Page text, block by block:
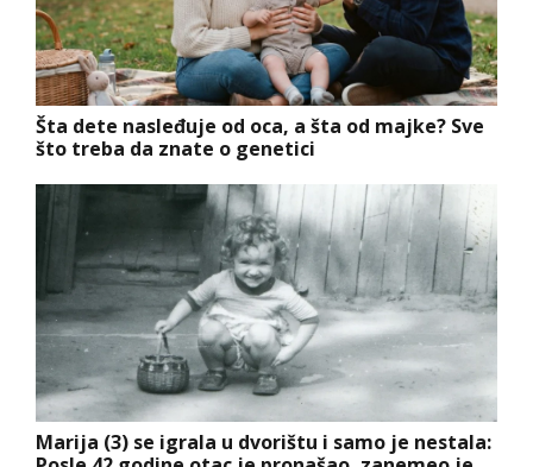
Šta dete nasleđuje od oca, a šta od majke? Sve
što treba da znate o genetici
Marija (3) se igrala u dvorištu i samo je nestala: